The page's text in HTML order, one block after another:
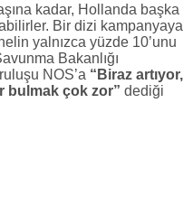
kadar, Hollanda başka
Bir dizi kampanyaya
yalnızca yüzde 10’unu
Bakanlığı
NOS’a “Biraz artıyor,
bulmak çok zor” dediği